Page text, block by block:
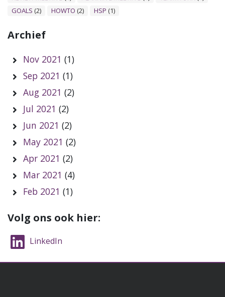
GOALS (2) HOWTO (2) HSP (1)
Archief
Nov 2021 (1)
Sep 2021 (1)
Aug 2021 (2)
Jul 2021 (2)
Jun 2021 (2)
May 2021 (2)
Apr 2021 (2)
Mar 2021 (4)
Feb 2021 (1)
Volg ons ook hier:
LinkedIn